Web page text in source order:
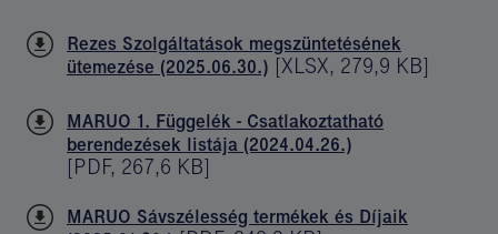
Rezes Szolgáltatások megszüntetésének
ütemezése (2025.06.30.) [XLSX, 279,9 KB]
MARUO 1. Függelék - Csatlakoztatható
berendezések listája (2024.04.26.)
[PDF, 267,6 KB]
MARUO Sávszélesség termékek és Díjaik